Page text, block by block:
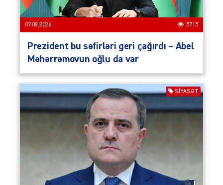
07.08.2026 5715
Prezident bu səfirləri geri çağırdı – Abel
Məhərrəmovun oğlu da var
SIYASƏT